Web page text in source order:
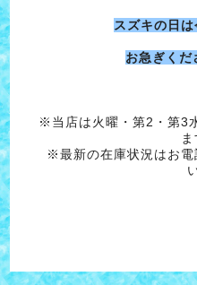
スズキの日は
お急ぎくだ
※当店は火曜・第2・第3
ま
※最新の在庫状況はお電